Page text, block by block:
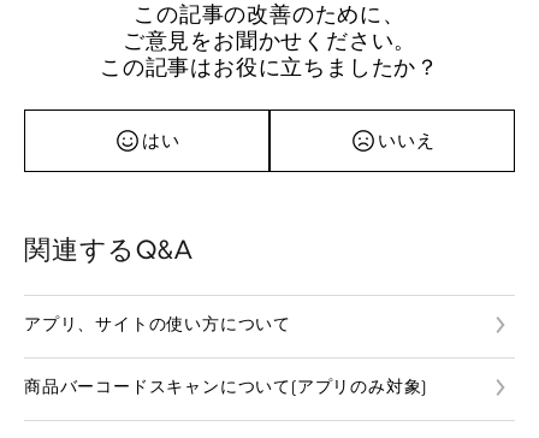
この記事の改善のために、
ご意見をお聞かせください。
この記事はお役に立ちましたか？
はい いいえ
関連するQ&A
アプリ、サイトの使い方について
商品バーコードスキャンについて(アプリのみ対象)